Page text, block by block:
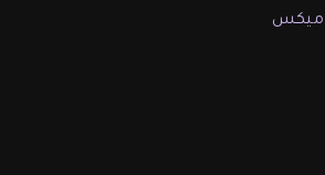
ميكس